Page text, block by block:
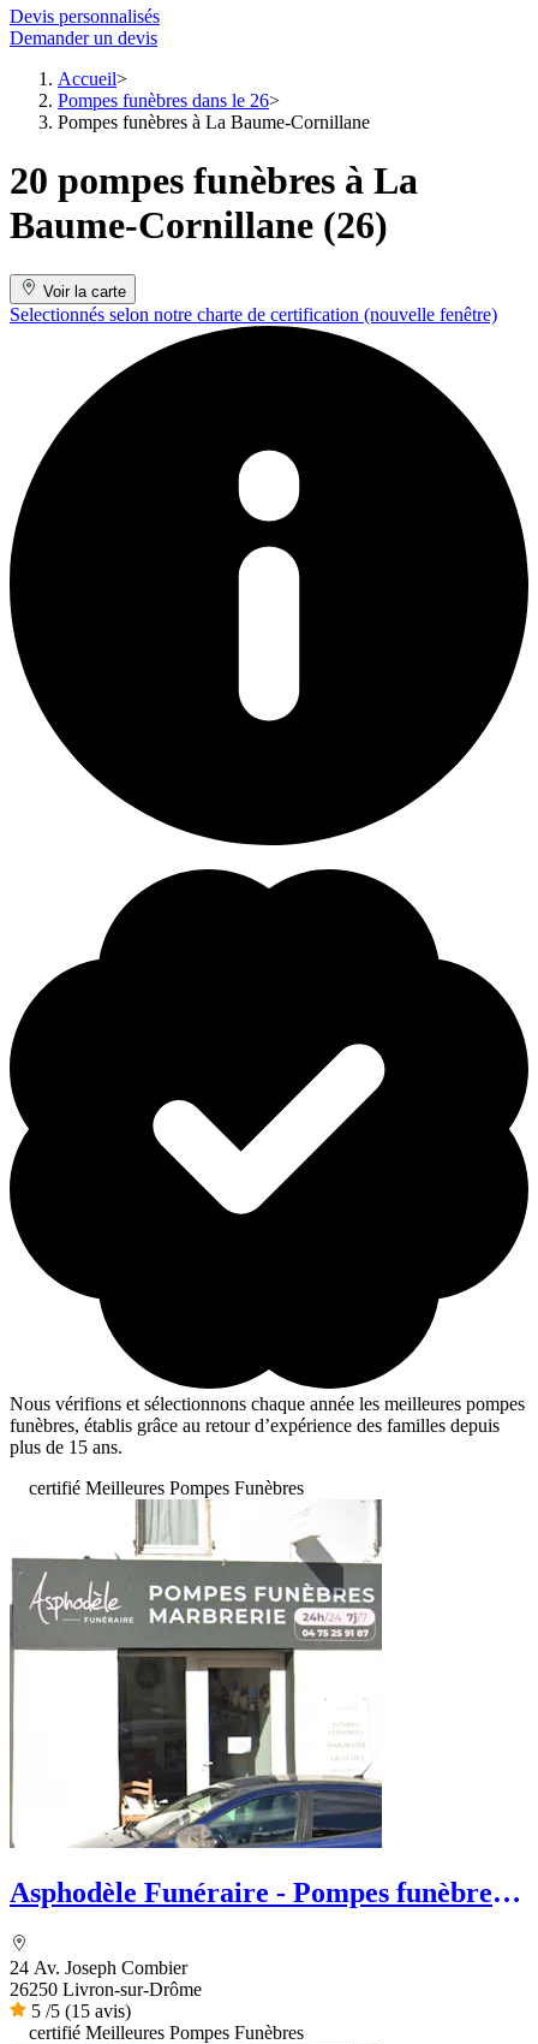
Devis personnalisés
Demander un devis
Accueil
Pompes funèbres dans le 26
Pompes funèbres à La Baume-Cornillane
20 pompes funèbres à La
Baume-Cornillane (26)
Voir la carte
Selectionnés selon notre charte de certification (nouvelle fenêtre)
Nous vérifions et sélectionnons chaque année les meilleures pompes
funèbres, établis grâce au retour d’expérience des familles depuis
plus de 15 ans.
certifié Meilleures Pompes Funèbres
Asphodèle Funéraire - Pompes funèbres
24 Av. Joseph Combier
26250 Livron-sur-Drôme
5 /5 (15 avis)
certifié Meilleures Pompes Funèbres